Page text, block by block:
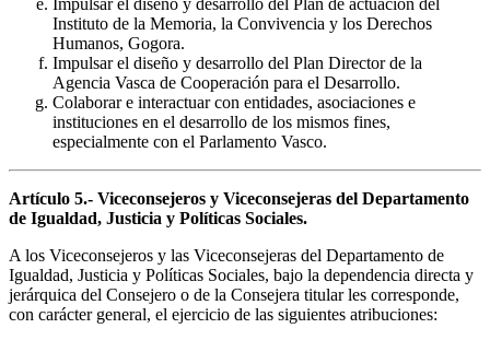
Impulsar el diseño y desarrollo del Plan de actuación del
Instituto de la Memoria, la Convivencia y los Derechos
Humanos, Gogora.
Impulsar el diseño y desarrollo del Plan Director de la
Agencia Vasca de Cooperación para el Desarrollo.
Colaborar e interactuar con entidades, asociaciones e
instituciones en el desarrollo de los mismos fines,
especialmente con el Parlamento Vasco.
Artículo 5.- Viceconsejeros y Viceconsejeras del Departamento
de Igualdad, Justicia y Políticas Sociales.
A los Viceconsejeros y las Viceconsejeras del Departamento de
Igualdad, Justicia y Políticas Sociales, bajo la dependencia directa y
jerárquica del Consejero o de la Consejera titular les corresponde,
con carácter general, el ejercicio de las siguientes atribuciones: